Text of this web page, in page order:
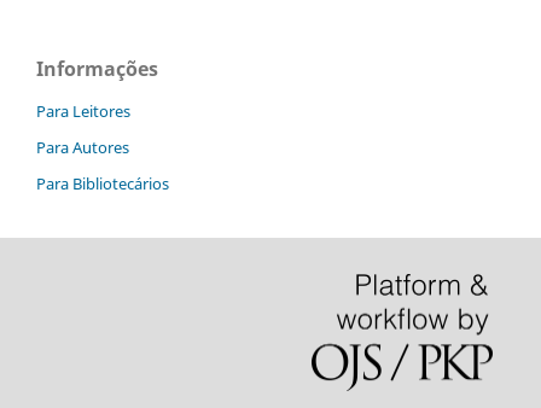
Informações
Para Leitores
Para Autores
Para Bibliotecários